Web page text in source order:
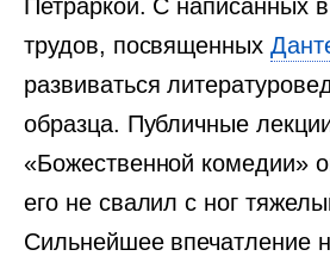
Петраркой. С написанных
трудов, посвященных
развиваться
образца. Публичные
«Божественной комедии»
его не свалил с ног
Сильнейшее впечатление